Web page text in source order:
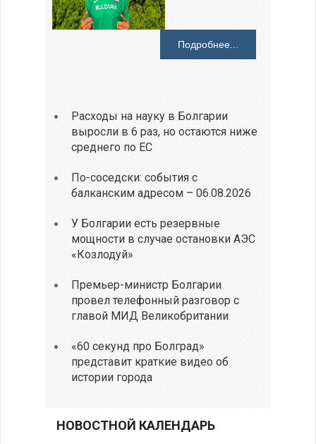
Подробнее...
Расходы на науку в Болгарии
выросли в 6 раз, но остаются ниже
среднего по ЕС
По-соседски: события с
балканским адресом – 06.08.2026
У Болгарии есть резервные
мощности в случае остановки АЭС
«Козлодуй»
Премьер-министр Болгарии
провел телефонный разговор с
главой МИД Великобритании
«60 секунд про Болград»
представит краткие видео об
истории города
НОВОСТНОЙ КАЛЕНДАРЬ